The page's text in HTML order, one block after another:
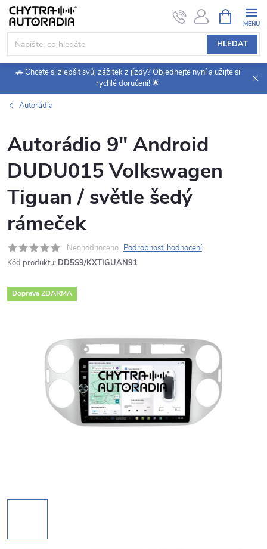
Přejít
obsah
HLEDAT
NÁKUPNÍ
KOŠÍK
🚗 Chcete si zlepšit svůj zážitek z jízdy? Objednejte nyní a užijte si
rychlé doručení! 🌟
Autorádia
Autorádio 9" Android
DUDU015 Volkswagen
Tiguan / světle šedý
rámeček
Neohodnoceno Podrobnosti hodnocení
Kód produktu: DD5S9/KXTIGUAN91
Doprava ZDARMA